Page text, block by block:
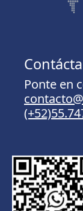
Ponte en